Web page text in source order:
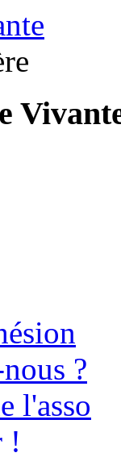
?
l'asso
!